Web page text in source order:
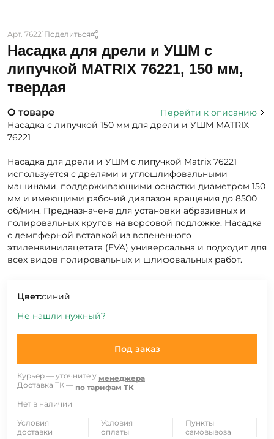
Арт. 76221Поделиться
Насадка для дрели и УШМ с
липучкой MATRIX 76221, 150 мм,
твердая
О товаре
Перейти к описанию
Насадка с липучкой 150 мм для дрели и УШМ MATRIX
76221
Насадка для дрели и УШМ с липучкой Matrix 76221
используется с дрелями и углошлифовальными
машинами, поддерживающими оснастки диаметром 150
мм и имеющими рабочий диапазон вращения до 8500
об/мин. Предназначена для установки абразивных и
полировальных кругов на ворсовой подложке. Насадка
с демпферной вставкой из вспененного
этиленвинилацетата (EVA) универсальна и подходит для
всех видов полировальных и шлифовальных работ.
Цвет:синий
Не нашли нужный?
Под заказ
Курьер — уточните у менеджера
Доставка ТК — по тарифам ТК
Нет в наличии
Условия
доставки
Условия
оплаты
Пункты
самовывоза